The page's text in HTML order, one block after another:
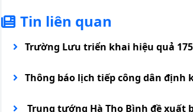
Tin liên quan
Trường Lưu triển khai hiệu quả
Thông báo lịch tiếp công dân định
Trung tướng Hà Thọ Bình đề